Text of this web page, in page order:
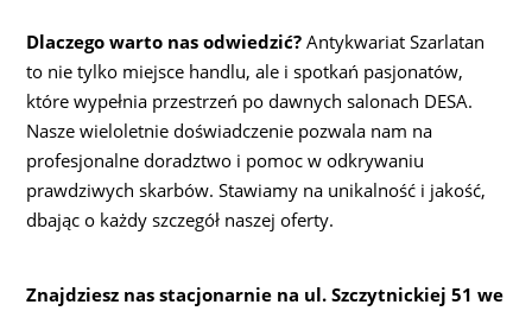
Dlaczego warto nas odwiedzić? Antykwariat Szarlatan
to nie tylko miejsce handlu, ale i spotkań pasjonatów,
które wypełnia przestrzeń po dawnych salonach DESA.
Nasze wieloletnie doświadczenie pozwala nam na
profesjonalne doradztwo i pomoc w odkrywaniu
prawdziwych skarbów. Stawiamy na unikalność i jakość,
dbając o każdy szczegół naszej oferty.
Znajdziesz nas stacjonarnie na ul. Szczytnickiej 51 we